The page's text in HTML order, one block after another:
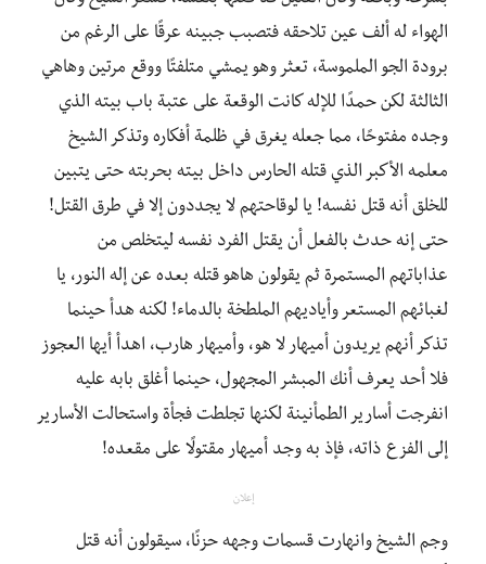
الهواء له ألف عين تلاحقه فتصبب جبينه عرقًا على الرغم من
برودة الجو الملموسة، تعثر وهو يمشي متلفتًا ووقع مرتين وهاهي
الثالثة لكن حمدًا للإله كانت الوقعة على عتبة باب بيته الذي
وجده مفتوحًا، مما جعله يغرق في ظلمة أفكاره وتذكر الشيخ
معلمه الأكبر الذي قتله الحارس داخل بيته بحربته حتى يتبين
للخلق أنه قتل نفسه! يا لوقاحتهم لا يجددون إلا في طرق القتل!
حتى إنه حدث بالفعل أن يقتل الفرد نفسه ليتخلص من
عذاباتهم المستمرة ثم يقولون هاهو قتله بعده عن إله النور، يا
لغبائهم المستعر وأياديهم الملطخة بالدماء! لكنه هدأ حينما
تذكر أنهم يريدون أميهار لا هو، وأميهار هارب، اهدأ أيها العجوز
فلا أحد يعرف أنك المبشر المجهول، حينما أغلق بابه عليه
انفرجت أسارير الطمأنينة لكنها تجلطت فجأة واستحالت الأسارير
إلى الفزع ذاته، فإذ به وجد أميهار مقتولًا على مقعده!
إعلان
وجم الشيخ وانهارت قسمات وجهه حزنًا، سيقولون أنه قتل